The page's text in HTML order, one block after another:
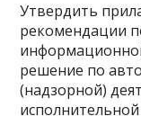
Утвердить
рекомендации
решение по
(надзорной)
исполнительной